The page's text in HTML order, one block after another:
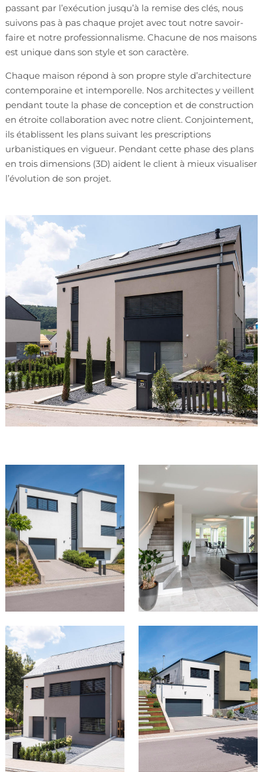
passant par l’exécution jusqu’à la remise des clés, nous
suivons pas à pas chaque projet avec tout notre savoir-
faire et notre professionnalisme. Chacune de nos maisons
est unique dans son style et son caractère.
Chaque maison répond à son propre style d’architecture
contemporaine et intemporelle. Nos architectes y veillent
pendant toute la phase de conception et de construction
en étroite collaboration avec notre client. Conjointement,
ils établissent les plans suivant les prescriptions
urbanistiques en vigueur. Pendant cette phase des plans
en trois dimensions (3D) aident le client à mieux visualiser
l’évolution de son projet.